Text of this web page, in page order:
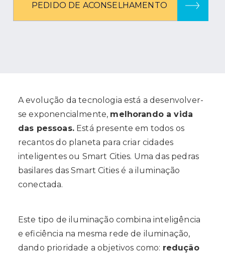
PEDIDO DE ACONSELHAMENTO
A evolução da tecnologia está a desenvolver-
se exponencialmente, melhorando a vida
das pessoas.Está presente em todos os
recantos do planeta para criar cidades
inteligentes ou Smart Cities. Uma das pedras
basilares das Smart Cities é a iluminação
conectada.
Este tipo de iluminação combina inteligência
e eficiência na mesma rede de iluminação,
dando prioridade a objetivos como: redução